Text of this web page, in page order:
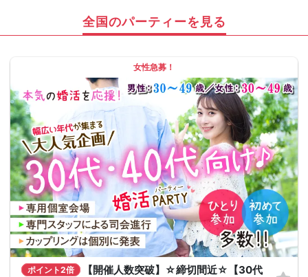
全国のパーティーを見る
女性急募！
ポイント2倍
【開催人数突破】☆締切間近☆【30代